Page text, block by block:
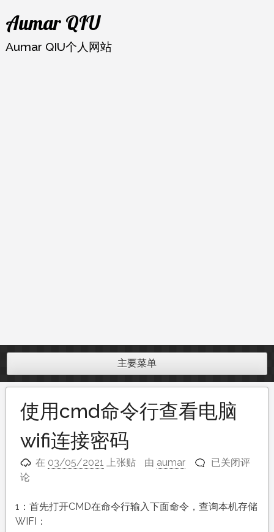
至
内
Aumar QIU
Aumar QIU个人网站
主要菜单
使用cmd命令行查看电脑
wifi连接密码
在 03/05/2021 上张贴 由 aumar
使
命
已关闭评
论
1：首先打开CMD在命令行输入下面命令，查询本机存储
WIFI：